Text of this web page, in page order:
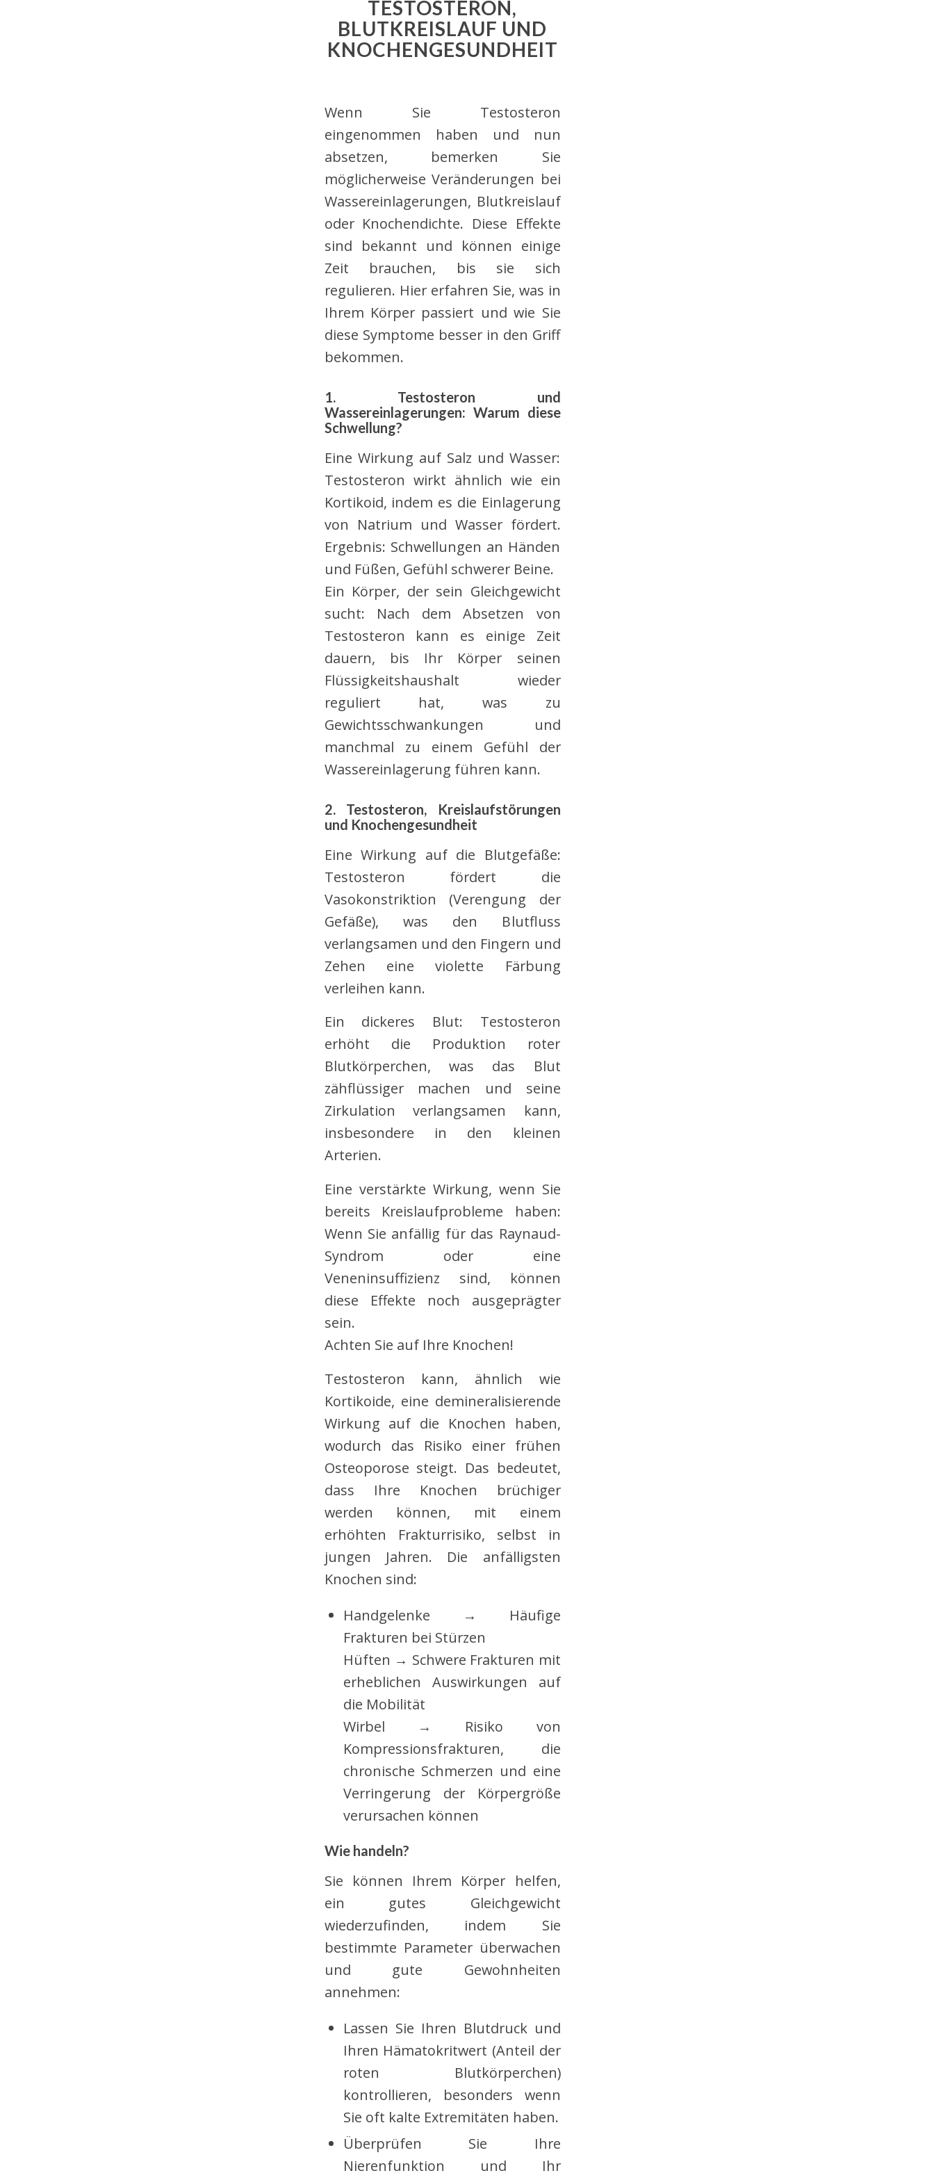
TESTOSTERON,
BLUTKREISLAUF UND
KNOCHENGESUNDHEIT
Wenn Sie Testosteron
eingenommen haben und nun
absetzen, bemerken Sie
möglicherweise Veränderungen bei
Wassereinlagerungen, Blutkreislauf
oder Knochendichte. Diese Effekte
sind bekannt und können einige
Zeit brauchen, bis sie sich
regulieren. Hier erfahren Sie, was in
Ihrem Körper passiert und wie Sie
diese Symptome besser in den Griff
bekommen.
1. Testosteron und
Wassereinlagerungen: Warum diese
Schwellung?
Eine Wirkung auf Salz und Wasser:
Testosteron wirkt ähnlich wie ein
Kortikoid, indem es die Einlagerung
von Natrium und Wasser fördert.
Ergebnis: Schwellungen an Händen
und Füßen, Gefühl schwerer Beine.
Ein Körper, der sein Gleichgewicht
sucht: Nach dem Absetzen von
Testosteron kann es einige Zeit
dauern, bis Ihr Körper seinen
Flüssigkeitshaushalt wieder
reguliert hat, was zu
Gewichtsschwankungen und
manchmal zu einem Gefühl der
Wassereinlagerung führen kann.
2. Testosteron, Kreislaufstörungen
und Knochengesundheit
Eine Wirkung auf die Blutgefäße:
Testosteron fördert die
Vasokonstriktion (Verengung der
Gefäße), was den Blutfluss
verlangsamen und den Fingern und
Zehen eine violette Färbung
verleihen kann.
Ein dickeres Blut: Testosteron
erhöht die Produktion roter
Blutkörperchen, was das Blut
zähflüssiger machen und seine
Zirkulation verlangsamen kann,
insbesondere in den kleinen
Arterien.
Eine verstärkte Wirkung, wenn Sie
bereits Kreislaufprobleme haben:
Wenn Sie anfällig für das Raynaud-
Syndrom oder eine
Veneninsuffizienz sind, können
diese Effekte noch ausgeprägter
sein.
Achten Sie auf Ihre Knochen!
Testosteron kann, ähnlich wie
Kortikoide, eine demineralisierende
Wirkung auf die Knochen haben,
wodurch das Risiko einer frühen
Osteoporose steigt. Das bedeutet,
dass Ihre Knochen brüchiger
werden können, mit einem
erhöhten Frakturrisiko, selbst in
jungen Jahren. Die anfälligsten
Knochen sind:
Handgelenke → Häufige
Frakturen bei Stürzen
Hüften → Schwere Frakturen mit
erheblichen Auswirkungen auf
die Mobilität
Wirbel → Risiko von
Kompressionsfrakturen, die
chronische Schmerzen und eine
Verringerung der Körpergröße
verursachen können
Wie handeln?
Sie können Ihrem Körper helfen,
ein gutes Gleichgewicht
wiederzufinden, indem Sie
bestimmte Parameter überwachen
und gute Gewohnheiten
annehmen:
Lassen Sie Ihren Blutdruck und
Ihren Hämatokritwert (Anteil der
roten Blutkörperchen)
kontrollieren, besonders wenn
Sie oft kalte Extremitäten haben.
Überprüfen Sie Ihre
Nierenfunktion und Ihr